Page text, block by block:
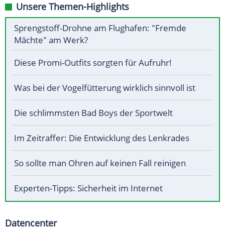
Unsere Themen-Highlights
Sprengstoff-Drohne am Flughafen: "Fremde
Mächte" am Werk?
Diese Promi-Outfits sorgten für Aufruhr!
Was bei der Vogelfütterung wirklich sinnvoll ist
Die schlimmsten Bad Boys der Sportwelt
Im Zeitraffer: Die Entwicklung des Lenkrades
So sollte man Ohren auf keinen Fall reinigen
Experten-Tipps: Sicherheit im Internet
Datencenter